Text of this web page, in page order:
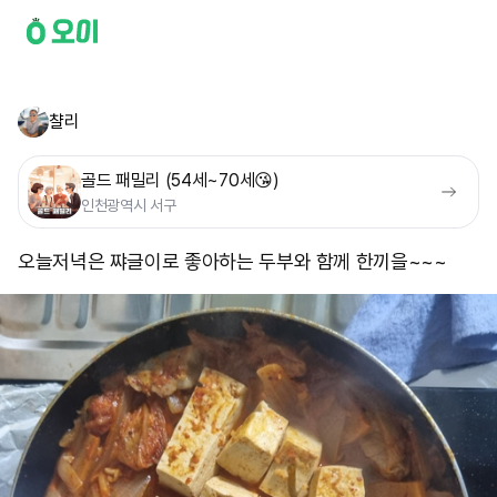
챨리
골드 패밀리 (54세~70세😘)
인천광역시 서구
오늘저녁은 쨔글이로 좋아하는 두부와 함께 한끼을~~~